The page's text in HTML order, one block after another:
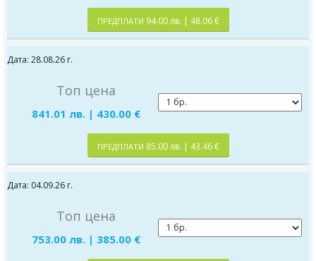
ПРЕДПЛАТИ 94.00 лв. | 48.06 €
Дата: 28.08.26 г.
Топ цена
841.01 лв. | 430.00 €
ПРЕДПЛАТИ 85.00 лв. | 43.46 €
Дата: 04.09.26 г.
Топ цена
753.00 лв. | 385.00 €